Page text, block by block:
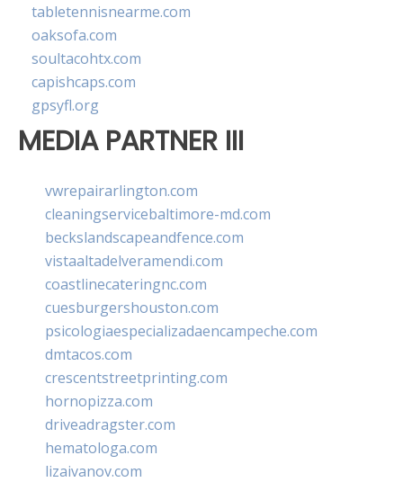
tabletennisnearme.com
oaksofa.com
soultacohtx.com
capishcaps.com
gpsyfl.org
MEDIA PARTNER III
vwrepairarlington.com
cleaningservicebaltimore-md.com
beckslandscapeandfence.com
vistaaltadelveramendi.com
coastlinecateringnc.com
cuesburgershouston.com
psicologiaespecializadaencampeche.com
dmtacos.com
crescentstreetprinting.com
hornopizza.com
driveadragster.com
hematologa.com
lizaivanov.com